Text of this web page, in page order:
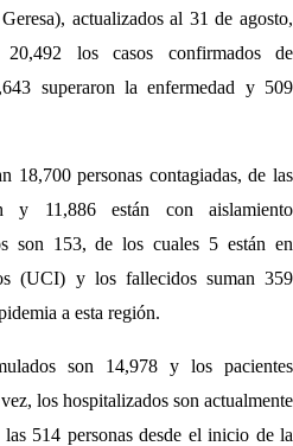
actualizados al 31 de agosto,
los casos confirmados de
superaron la enfermedad y 509
18,700 personas contagiadas, de las
y 11,886 están con aislamiento
son 153, de los cuales 5 están en
(UCI) y los fallecidos suman 359
a esta región.
son 14,978 y los pacientes
los hospitalizados son actualmente
514 personas desde el inicio de la